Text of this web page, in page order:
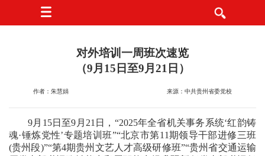
对外培训一周班次速览
（9月15日至9月21日）
作者：朱慧娟 来源：中共贵州省委党校
9月15日至9月21日，“2025年全省机关事务系统‘红韵铸
魂·锤炼党性’专题培训班”“北京市第11期领导干部进修三班
(贵州段)”“第4期贵州文艺人才高级研修班”“贵州省交通运输